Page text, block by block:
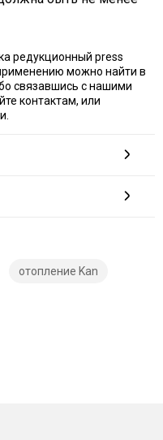
редукционный press
можно найти в
связавшись с нашими
контактам, или
отопление Kan